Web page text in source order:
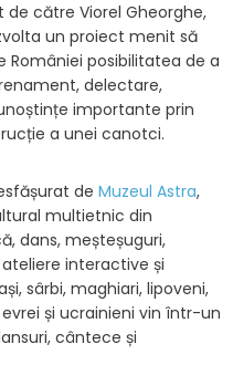
către Viorel Gheorghe,
un proiect menit să
României posibilitatea de a
delectare,
importante prin
a unei canotci.
de Muzeul Astra,
multietnic din
dans, meșteșuguri,
interactive și
sârbi, maghiari, lipoveni,
și ucrainieni vin într-un
cântece și